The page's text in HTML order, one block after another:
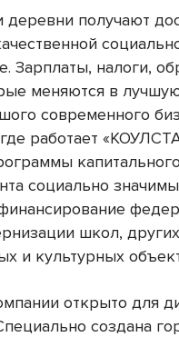
получают
Зарплаты, налоги,
меняются в
современного
работает
социально
школ, других
и культурных
открыто для
создана